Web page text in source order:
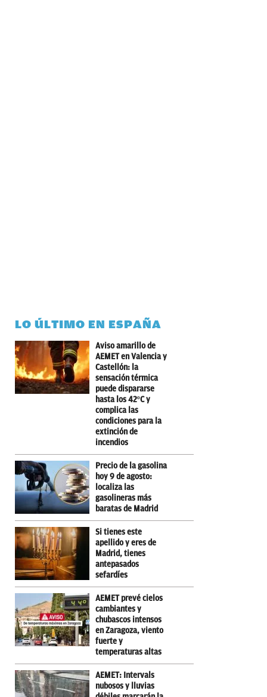
LO ÚLTIMO EN ESPAÑA
Aviso amarillo de
AEMET en Valencia y
Castellón: la
sensación térmica
puede dispararse
hasta los 42ºC y
complica las
condiciones para la
extinción de
incendios
Precio de la gasolina
hoy 9 de agosto:
localiza las
gasolineras más
baratas de Madrid
Si tienes este
apellido y eres de
Madrid, tienes
antepasados
sefardíes
AEMET prevé cielos
cambiantes y
chubascos intensos
en Zaragoza, viento
fuerte y
temperaturas altas
AEMET: Intervals
nubosos y lluvias